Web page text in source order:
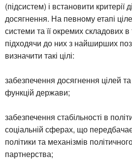
(підсистем) і встановити критерії
досягнення. На певному етапі
системи та її окремих складових
підходячи до них з найширших
визначити такі цілі:
забезпечення досягнення цілей
функцій держави;
забезпечення стабільності в
соціальній сферах, що
політики та механізмів
партнерства;